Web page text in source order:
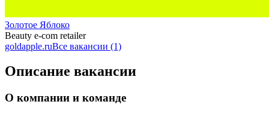
Золотое Яблоко
Beauty e-com retailer
goldapple.ruВсе вакансии (1)
Описание вакансии
О компании и команде